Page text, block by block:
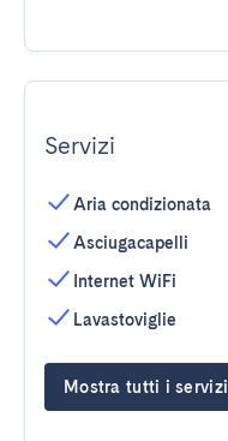
Servizi
Aria condizionata
Asciugacapelli
Internet WiFi
Lavastoviglie
Mostra tutti i servizi